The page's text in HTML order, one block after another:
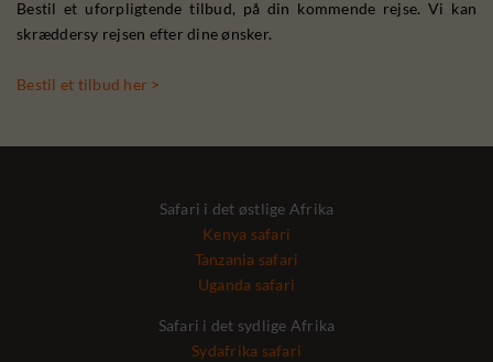
Bestil et uforpligtende tilbud, på din kommende rejse. Vi kan
skræddersy rejsen efter dine ønsker.
Bestil et tilbud her >
Safari i det østlige Afrika
Kenya safari
Tanzania safari
Uganda safari
Safari i det sydlige Afrika
Sydafrika safari